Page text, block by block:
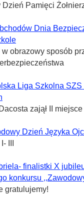
Pamięci
Dnia
obrazowy sposób
Liga Szkolna
zajął II miejsce
Dzień Języka
III
finalistki X
konkursu
gratulujemy!